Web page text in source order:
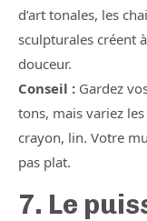
d’art tonales, les
sculpturales créent
douceur.
Conseil : Gardez
tons, mais variez
crayon, lin. Votre
pas plat.
7. Le